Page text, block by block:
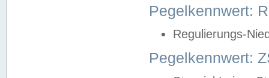
Pegelkennwert:
Regulierungs-
Pegelkennwert: